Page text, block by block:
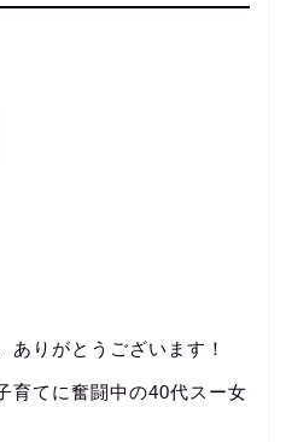
ありがとうございます！
育てに奮闘中の40代スー女